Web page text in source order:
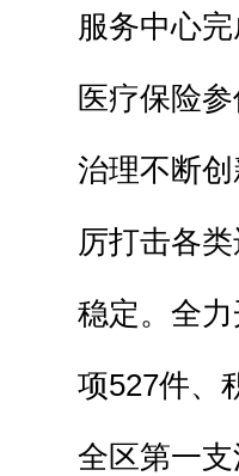
服务中心
医疗保险
治理不断
厉打击各
稳定。全
项527件、
全区第一